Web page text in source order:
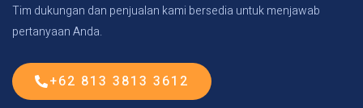
Tim dukungan dan penjualan kami bersedia untuk menjawab
pertanyaan Anda.
+62 813 3813 3612